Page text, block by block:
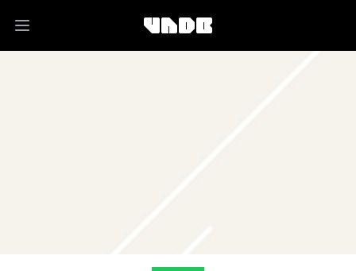
Open main menu